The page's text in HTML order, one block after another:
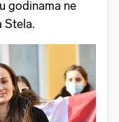
godinama ne
Stela.